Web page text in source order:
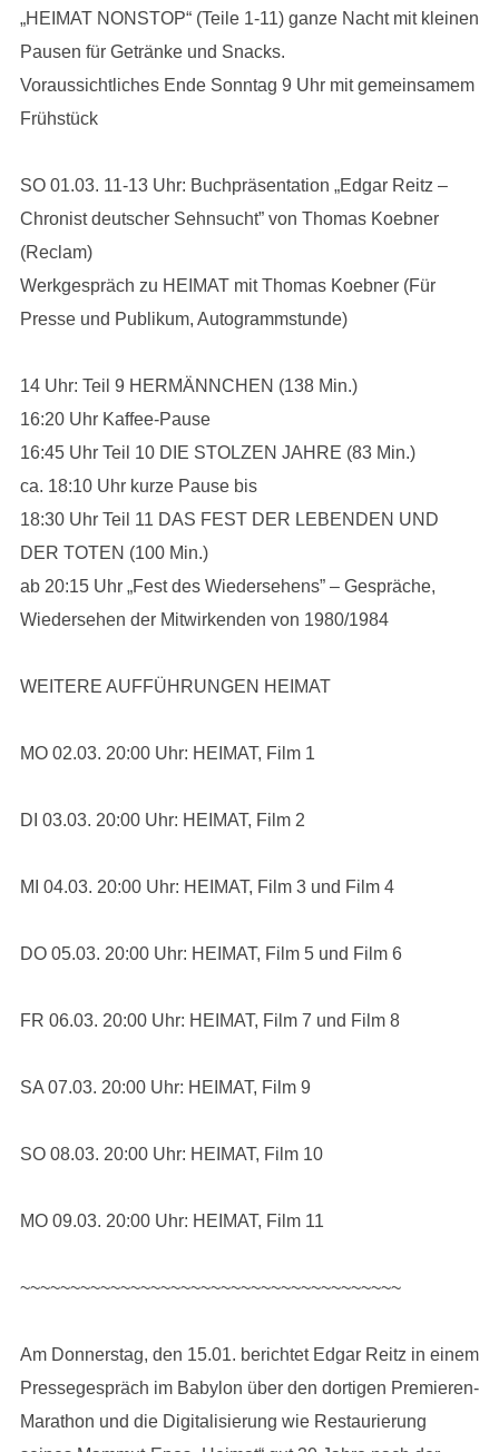
„HEIMAT NONSTOP“ (Teile 1-11) ganze Nacht mit kleinen
Pausen für Getränke und Snacks.
Voraussichtliches Ende Sonntag 9 Uhr mit gemeinsamem
Frühstück
SO 01.03. 11-13 Uhr: Buchpräsentation „Edgar Reitz –
Chronist deutscher Sehnsucht” von Thomas Koebner
(Reclam)
Werkgespräch zu HEIMAT mit Thomas Koebner (Für
Presse und Publikum, Autogrammstunde)
14 Uhr: Teil 9 HERMÄNNCHEN (138 Min.)
16:20 Uhr Kaffee-Pause
16:45 Uhr Teil 10 DIE STOLZEN JAHRE (83 Min.)
ca. 18:10 Uhr kurze Pause bis
18:30 Uhr Teil 11 DAS FEST DER LEBENDEN UND
DER TOTEN (100 Min.)
ab 20:15 Uhr „Fest des Wiedersehens” – Gespräche,
Wiedersehen der Mitwirkenden von 1980/1984
WEITERE AUFFÜHRUNGEN HEIMAT
MO 02.03. 20:00 Uhr: HEIMAT, Film 1
DI 03.03. 20:00 Uhr: HEIMAT, Film 2
MI 04.03. 20:00 Uhr: HEIMAT, Film 3 und Film 4
DO 05.03. 20:00 Uhr: HEIMAT, Film 5 und Film 6
FR 06.03. 20:00 Uhr: HEIMAT, Film 7 und Film 8
SA 07.03. 20:00 Uhr: HEIMAT, Film 9
SO 08.03. 20:00 Uhr: HEIMAT, Film 10
MO 09.03. 20:00 Uhr: HEIMAT, Film 11
~~~~~~~~~~~~~~~~~~~~~~~~~~~~~~~~~~~~~~
Am Donnerstag, den 15.01. berichtet Edgar Reitz in einem
Pressegespräch im Babylon über den dortigen Premieren-
Marathon und die Digitalisierung wie Restaurierung